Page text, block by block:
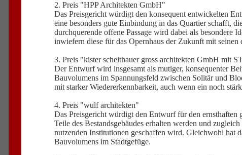
2. Preis "HPP Architekten GmbH"
Das Preisgericht würdigt den konsequent entwickelten
eine besonders gute Einbindung in das Quartier schafft,
durchquerende offene Passage wird dabei als besondere
inwiefern diese für das Opernhaus der Zukunft mit
3. Preis "kister scheithauer gross architekten GmbH
Der Entwurf wird insgesamt als mutiger, konsequenter
Bauvolumens im Spannungsfeld zwischen Solitär und
mit starker Wiedererkennbarkeit, auch wenn ein noch
4. Preis "wulf architekten"
Das Preisgericht würdigt den Entwurf für den ernsthaften
Teile des Bestandsgebäudes erhalten werden und
nutzenden Institutionen geschaffen wird. Gleichwohl hat
Bauvolumens im Stadtgefüge.